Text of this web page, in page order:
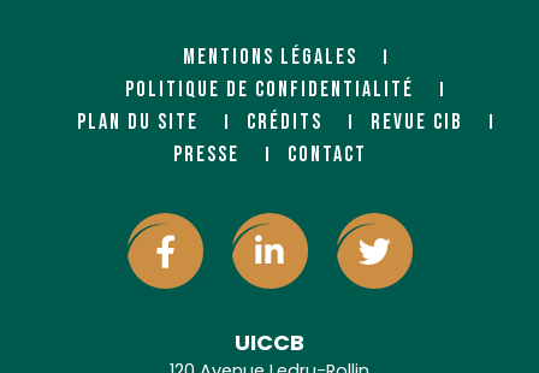
MENTIONS LÉGALES
POLITIQUE DE CONFIDENTIALITÉ
PLAN DU SITE
CRÉDITS
REVUE CIB
PRESSE
CONTACT
UICCB